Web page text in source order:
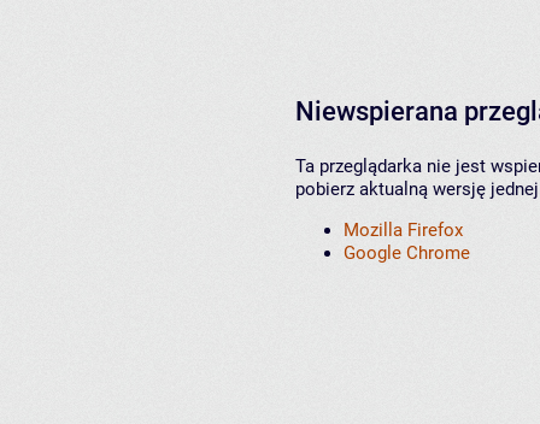
Niewspierana
Ta przeglądarka nie jest
pobierz aktualną wersję
Mozilla Firefox
Google Chrome